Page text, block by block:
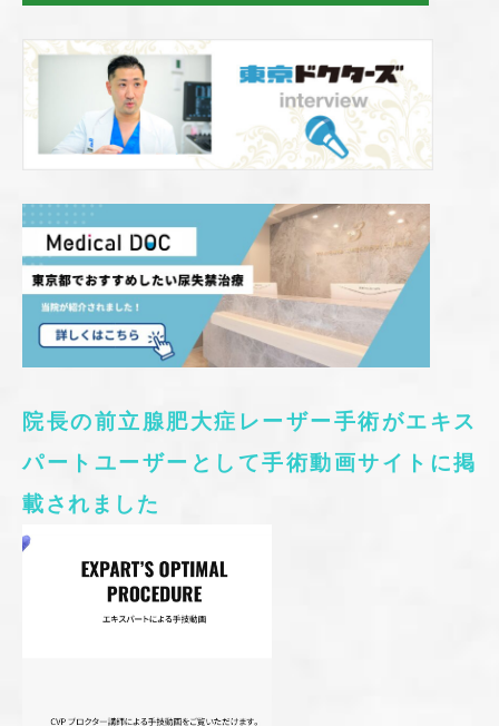
院長の前立腺肥大症レーザー手術がエキス
パートユーザーとして手術動画サイトに掲
載されました